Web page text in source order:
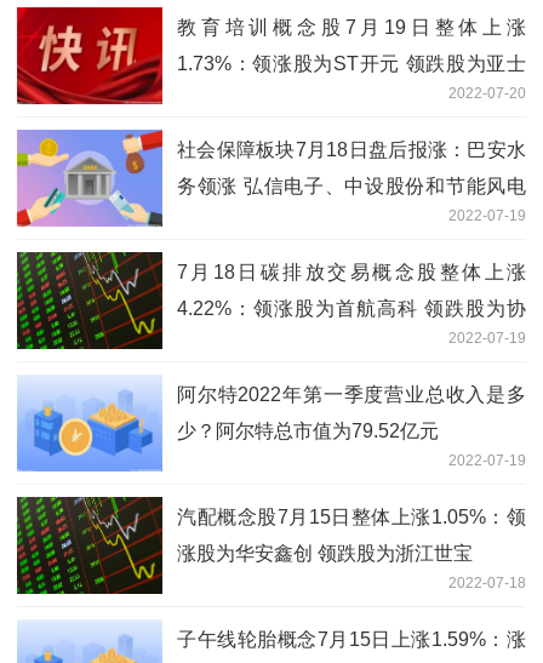
教育培训概念股7月19日整体上涨
1.73%：领涨股为ST开元 领跌股为亚士
2022-07-20
社会保障板块7月18日盘后报涨：巴安水
务领涨 弘信电子、中设股份和节能风电
2022-07-19
7月18日碳排放交易概念股整体上涨
4.22%：领涨股为首航高科 领跌股为协
2022-07-19
阿尔特2022年第一季度营业总收入是多
少？阿尔特总市值为79.52亿元
2022-07-19
汽配概念股7月15日整体上涨1.05%：领
涨股为华安鑫创 领跌股为浙江世宝
2022-07-18
子午线轮胎概念7月15日上涨1.59%：涨